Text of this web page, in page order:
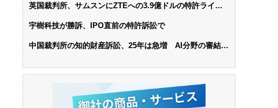
英国裁判所、サムスンにZTEへの3.9億ドルの特許ライセ
宇樹科技が勝訴、IPO直前の特許訴訟で
中国裁判所の知的財産訴訟、25年は急増 AI分野の審結件